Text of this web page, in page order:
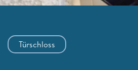
Türschloss